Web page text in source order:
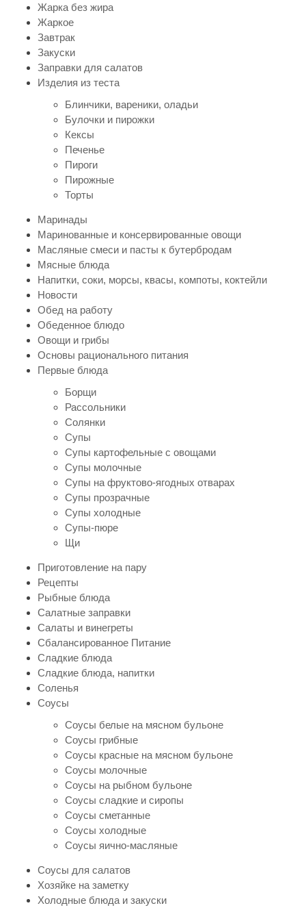
Жарка без жира
Жаркое
Завтрак
Закуски
Заправки для салатов
Изделия из теста
Блинчики, вареники, оладьи
Булочки и пирожки
Кексы
Печенье
Пироги
Пирожные
Торты
Маринады
Маринованные и консервированные овощи
Масляные смеси и пасты к бутербродам
Мясные блюда
Напитки, соки, морсы, квасы, компоты, коктейли
Новости
Обед на работу
Обеденное блюдо
Овощи и грибы
Основы рационального питания
Первые блюда
Борщи
Рассольники
Солянки
Супы
Супы картофельные с овощами
Супы молочные
Супы на фруктово-ягодных отварах
Супы прозрачные
Супы холодные
Супы-пюре
Щи
Приготовление на пару
Рецепты
Рыбные блюда
Салатные заправки
Салаты и винегреты
Сбалансированное Питание
Сладкие блюда
Сладкие блюда, напитки
Соленья
Соусы
Соусы белые на мясном бульоне
Соусы грибные
Соусы красные на мясном бульоне
Соусы молочные
Соусы на рыбном бульоне
Соусы сладкие и сиропы
Соусы сметанные
Соусы холодные
Соусы яично-масляные
Соусы для салатов
Хозяйке на заметку
Холодные блюда и закуски